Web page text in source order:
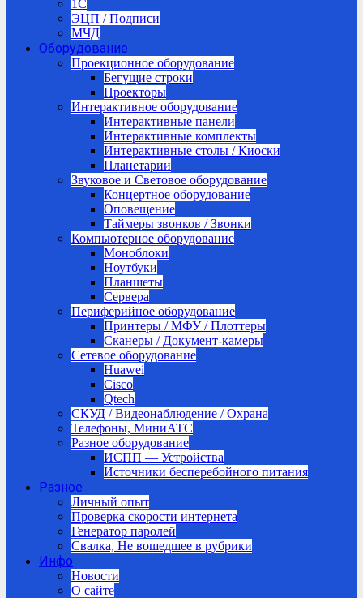
1C
ЭЦП / Подписи
МЧД
Оборудование
Проекционное оборудование
Бегущие строки
Проекторы
Интерактивное оборудование
Интерактивные панели
Интерактивные комплекты
Интерактивные столы / Киоски
Планетарии
Звуковое и Световое оборудование
Концертное оборудование
Оповещение
Таймеры звонков / Звонки
Компьютерное оборудование
Моноблоки
Ноутбуки
Планшеты
Сервера
Периферийное оборудование
Принтеры / МФУ / Плоттеры
Сканеры / Документ-камеры
Сетевое оборудование
Huawei
Cisco
Qtech
СКУД / Видеонаблюдение / Охрана
Телефоны, МиниАТС
Разное оборудование
ИСПП — Устройства
Источники бесперебойного питания
Разное
Личный опыт
Проверка скорости интернета
Генератор паролей
Свалка, Не вошедшее в рубрики
Инфо
Новости
О сайте